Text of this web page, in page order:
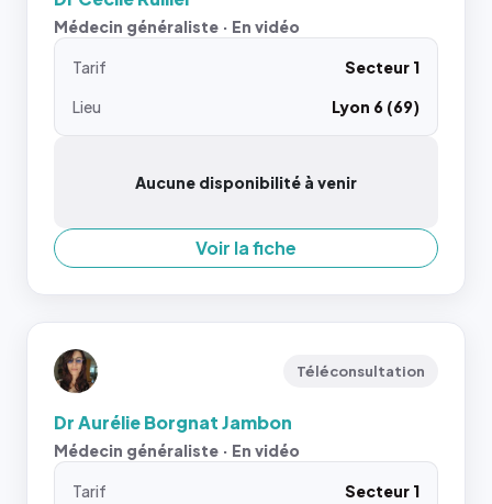
Médecin généraliste · En vidéo
Tarif
Secteur 1
Lieu
Lyon 6 (69)
Aucune disponibilité à venir
Voir la fiche
Téléconsultation
Dr Aurélie Borgnat Jambon
Médecin généraliste · En vidéo
Tarif
Secteur 1